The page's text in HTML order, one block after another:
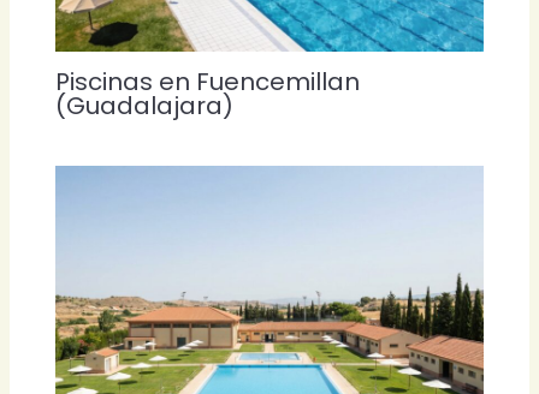
Piscinas en Fuencemillan
(Guadalajara)